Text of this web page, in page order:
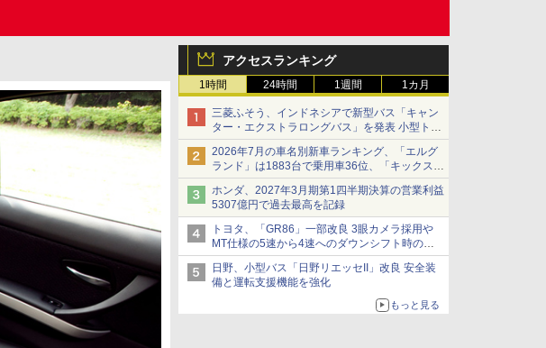
アクセスランキング
1時間 24時間 1週間 1カ月
三菱ふそう、インドネシアで新型バス「キャン
ター・エクストラロングバス」を発表 小型トラ
ックベースの観光・旅客輸送向けバス
2026年7月の車名別新車ランキング、「エルグ
ランド」は1883台で乗用車36位、「キックス」
は2591台で27位に
ホンダ、2027年3月期第1四半期決算の営業利益
5307億円で過去最高を記録
トヨタ、「GR86」一部改良 3眼カメラ採用や
MT仕様の5速から4速へのダウンシフト時の操
作性向上など
日野、小型バス「日野リエッセII」改良 安全装
備と運転支援機能を強化
もっと見る